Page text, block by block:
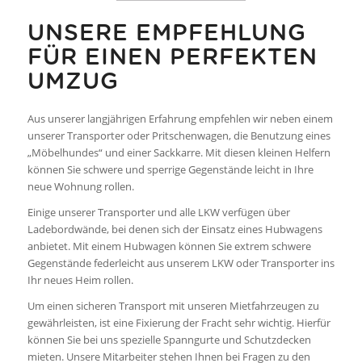
UNSERE EMPFEHLUNG
FÜR EINEN PERFEKTEN
UMZUG
Aus unserer langjährigen Erfahrung empfehlen wir neben einem
unserer Transporter oder Pritschenwagen, die Benutzung eines
„Möbelhundes“ und einer Sackkarre. Mit diesen kleinen Helfern
können Sie schwere und sperrige Gegenstände leicht in Ihre
neue Wohnung rollen.
Einige unserer Transporter und alle LKW verfügen über
Ladebordwände, bei denen sich der Einsatz eines Hubwagens
anbietet. Mit einem Hubwagen können Sie extrem schwere
Gegenstände federleicht aus unserem LKW oder Transporter ins
Ihr neues Heim rollen.
Um einen sicheren Transport mit unseren Mietfahrzeugen zu
gewährleisten, ist eine Fixierung der Fracht sehr wichtig. Hierfür
können Sie bei uns spezielle Spanngurte und Schutzdecken
mieten. Unsere Mitarbeiter stehen Ihnen bei Fragen zu den